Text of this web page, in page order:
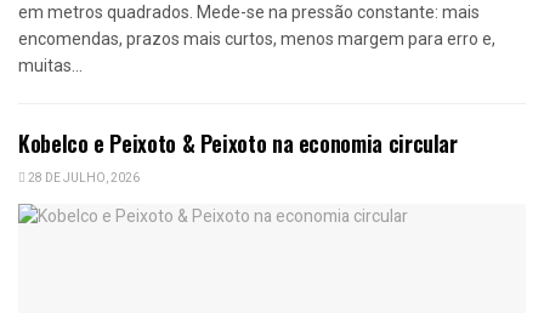
em metros quadrados. Mede-se na pressão constante: mais
encomendas, prazos mais curtos, menos margem para erro e,
muitas...
Kobelco e Peixoto & Peixoto na economia circular
28 DE JULHO, 2026